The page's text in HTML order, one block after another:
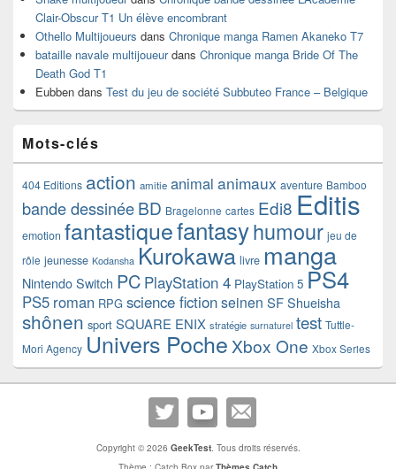
Clair-Obscur T1 Un élève encombrant
Othello Multijoueurs dans Chronique manga Ramen Akaneko T7
bataille navale multijoueurdans Chronique manga Bride Of The
Death God T1
Eubben dans Test du jeu de société Subbuteo France – Belgique
Mots-clés
404 Editions action amitie animal animaux aventure Bamboo
bande dessinéeBD Bragelonne cartes Edi8 Editis
emotion fantastiquefantasyhumour jeu de
rôle jeunesse Kodansha Kurokawa livre manga
Nintendo Switch PC PlayStation 4 PlayStation 5 PS4
PS5 roman RPG science fictionseinen SF Shueisha
shônen sport SQUARE ENIX stratégie surnaturel test Tuttle-
Mori Agency Univers Poche Xbox One Xbox Series
Copyright © 2026 GeekTest. Tous droits réservés.